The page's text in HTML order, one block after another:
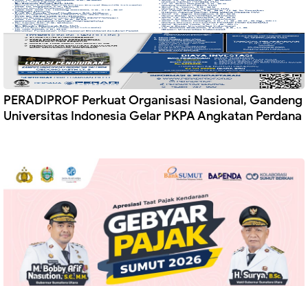
PERADIPROF Perkuat Organisasi Nasional, Gandeng
Universitas Indonesia Gelar PKPA Angkatan Perdana